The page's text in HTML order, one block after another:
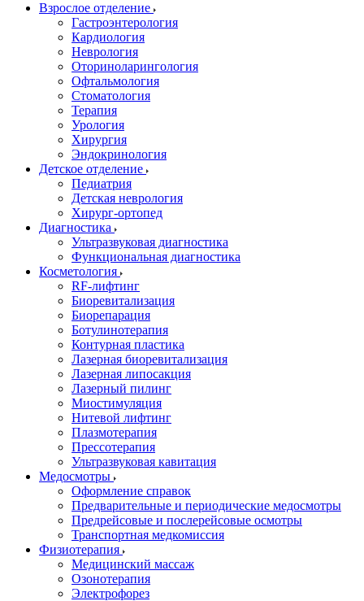
Взрослое отделение
Гастроэнтерология
Кардиология
Неврология
Оториноларингология
Офтальмология
Стоматология
Терапия
Урология
Хирургия
Эндокринология
Детское отделение
Педиатрия
Детская неврология
Хирург-ортопед
Диагностика
Ультразвуковая диагностика
Функциональная диагностика
Косметология
RF-лифтинг
Биоревитализация
Биорепарация
Ботулинотерапия
Контурная пластика
Лазерная биоревитализация
Лазерная липосакция
Лазерный пилинг
Миостимуляция
Нитевой лифтинг
Плазмотерапия
Прессотерапия
Ультразвуковая кавитация
Медосмотры
Оформление справок
Предварительные и периодические медосмотры
Предрейсовые и послерейсовые осмотры
Транспортная медкомиссия
Физиотерапия
Медицинский массаж
Озонотерапия
Электрофорез